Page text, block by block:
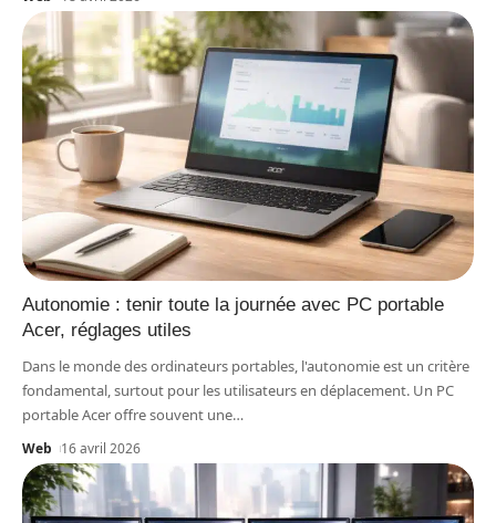
Autonomie : tenir toute la journée avec PC portable
Acer, réglages utiles
Dans le monde des ordinateurs portables, l'autonomie est un critère
fondamental, surtout pour les utilisateurs en déplacement. Un PC
portable Acer offre souvent une…
Web 16 avril 2026